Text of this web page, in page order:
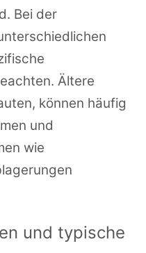
Bei der
Ältere
können häufig
und
wie
und typische